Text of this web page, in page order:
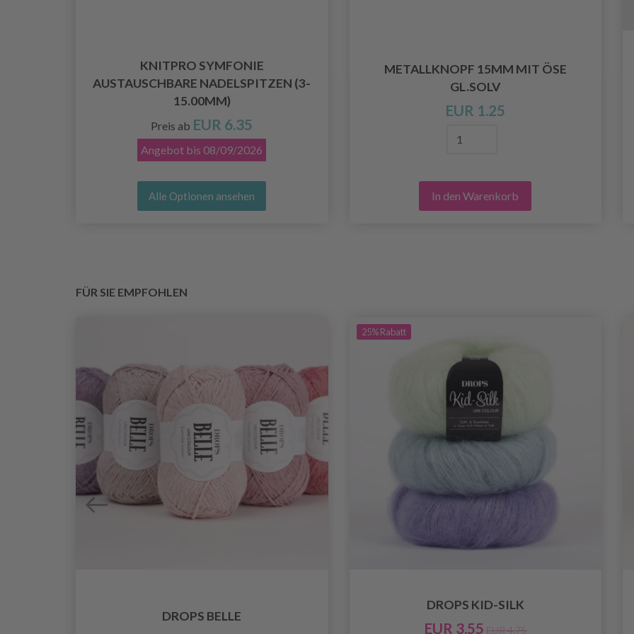
KNITPRO SYMFONIE
AUSTAUSCHBARE NADELSPITZEN (3-
15.00MM)
Preis ab EUR 6.35
Angebot bis 08/09/2026
Alle Optionen ansehen
METALLKNOPF 15MM MIT ÖSE
GL.SOLV
EUR 1.25
In den Warenkorb
FÜR SIE EMPFOHLEN
DROPS BELLE
25%Rabatt
DROPS KID-SILK
EUR 3.55 EUR 4.75